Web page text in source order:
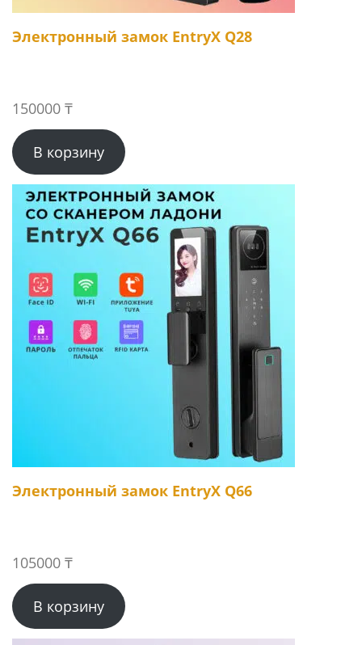
Электронный замок EntryX Q28
150000 ₸
В корзину
Электронный замок EntryX Q66
105000 ₸
В корзину